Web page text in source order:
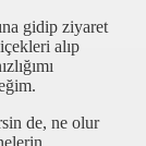
gidip ziyaret
alıp
de, ne olur